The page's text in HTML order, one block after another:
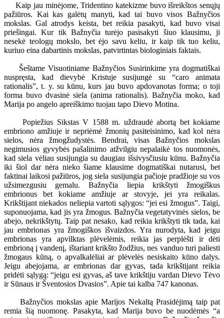
Kaip jau minėjome, Tridentino katekizme buvo išreikštos senųjų
pažiūros. Kai kas galėtų manyti, kad tai buvo visos Bažnyčios
mokslas. Gal atrodys keista, bet reikia pasakyti, kad buvo visai
priešingai. Kur tik Bažnyčia turėjo pasisakyti šiuo klausimu, ji
nesekė teologų mokslo, bet ėjo savu keliu, ir kaip tik tuo keliu,
kuriuo eina dabartinis mokslas, patvirtintas biologiniais faktais.
Šeštame Visuotiniame Bažnyčios Susirinkime yra dogmatiškai
nuspręsta, kad dievybė Kristuje susijungė su “caro animata
rationalis”, t. y. su kūnu, kurs jau buvo apdovanotas forma; o toji
forma buvo dvasinė siela (anima rationalis). Bažnyčia moko, kad
Marija po angelo apreiškimo tuojau tapo Dievo Motina.
Popiežius Sikstas V 1588 m. uždraudė abortą bet kokiame
embriono amžiuje ir nepriėmė žmonių pasiteisinimo, kad kol nėra
sielos, nėra žmogžudystės. Bendrai, visas Bažnyčios mokslas
negimusios gyvybės pašalinimo atžvilgiu nepalaikė tos nuomonės,
kad siela vėliau susijungia su daugiau išsivysčiusiu kūnu. Bažnyčia
iki šiol dar nėra nieko šiame klausime dogmatiškai nutarusi, bet
faktinai laikosi pažiūros, jog siela susijungia pačioje pradžioje su vos
užsimezgusiu gemalu. Bažnyčia liepia krikštyti žmogiškus
embrionus bet kokiame amžiuje ar stovyje, jei yra reikalas.
Krikštijant niekados neliepia vartoti sąlygos: “jei esi žmogus”. Taigi,
suponuojama, kad jis yra žmogus. Bažnyčia vegetatyvinės sielos, be
abejo, nekrikštytų. Taip pat nesako, kad reikia krikštyti tik tada, kai
jau embrionas yra žmogiškos išvaizdos. Yra nurodyta, kad jeigu
embrionas yra apvilktas plėvelėmis, reikia jas perplėšti ir dėti
embrioną į vandenį, ištariant krikšto žodžius, nes vanduo turi paliesti
žmogaus kūną, o apvalkalėliai ar plėvelės nesiskaito kūno dalys.
Jeigu abejojama, ar embrionas dar gyvas, tada krikštijant reikia
pridėti sąlygą: “jeigu esi gyvas, aš tave krikštiju vardan Dievo Tėvo
ir Sūnaus ir Šventosios Dvasios”. Apie tai kalba 747 kanonas.
Bažnyčios mokslas apie Marijos Nekaltą Prasidėjimą taip pat
remia šią nuomonę. Pasakyta, kad Marija buvo be nuodėmės “a